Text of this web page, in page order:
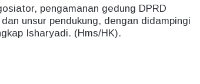
pengamanan gedung DPRD
unsur pendukung, dengan didampingi
Isharyadi. (Hms/HK).